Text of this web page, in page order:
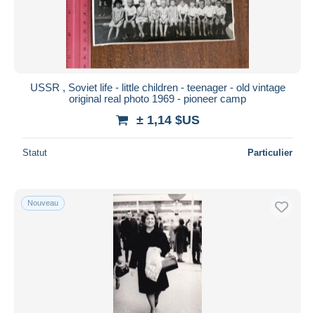
USSR , Soviet life - little children - teenager - old vintage
original real photo 1969 - pioneer camp
± 1,14 $US
Statut Particulier
Nouveau